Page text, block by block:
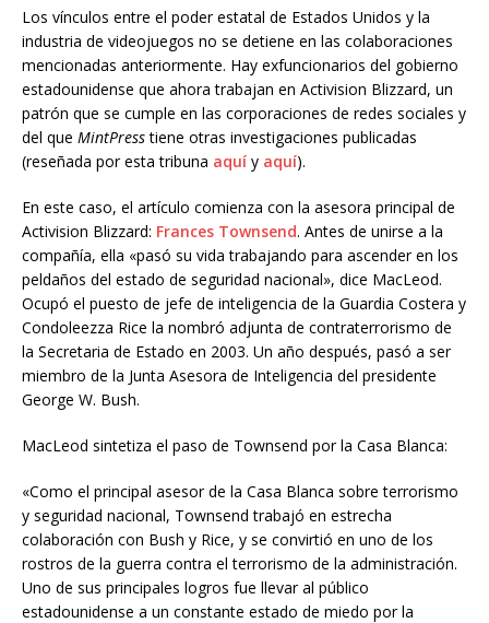
Los vínculos entre el poder estatal de Estados Unidos y la
industria de videojuegos no se detiene en las colaboraciones
mencionadas anteriormente. Hay exfuncionarios del gobierno
estadounidense que ahora trabajan en Activision Blizzard, un
patrón que se cumple en las corporaciones de redes sociales y
del que MintPresstiene otras investigaciones publicadas
(reseñada por esta tribuna aquí y aquí).
En este caso, el artículo comienza con la asesora principal de
Activision Blizzard: Frances Townsend. Antes de unirse a la
compañía, ella «pasó su vida trabajando para ascender en los
peldaños del estado de seguridad nacional», dice MacLeod.
Ocupó el puesto de jefe de inteligencia de la Guardia Costera y
Condoleezza Rice la nombró adjunta de contraterrorismo de
la Secretaria de Estado en 2003. Un año después, pasó a ser
miembro de la Junta Asesora de Inteligencia del presidente
George W. Bush.
MacLeod sintetiza el paso de Townsend por la Casa Blanca:
«Como el principal asesor de la Casa Blanca sobre terrorismo
y seguridad nacional, Townsend trabajó en estrecha
colaboración con Bush y Rice, y se convirtió en uno de los
rostros de la guerra contra el terrorismo de la administración.
Uno de sus principales logros fue llevar al público
estadounidense a un constante estado de miedo por la